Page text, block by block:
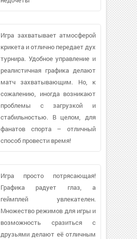
Игра захватывает атмосферой
крикета и отлично передает дух
турнира. Удобное управление и
реалистичная графика делают
матч захватывающим. Но, к
сожалению, иногда возникают
проблемы с загрузкой и
стабильностью. В целом, для
фанатов спорта – отличный
способ провести время!
Игра просто потрясающая!
Графика радует глаз, а
геймплей увлекателен.
Множество режимов для игры и
возможность сразиться с
друзьями делают её отличным